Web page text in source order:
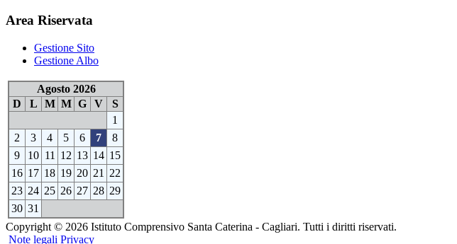
Area Riservata
Gestione Sito
Gestione Albo
Agosto 2026
D
L M M G V
S
1
2
3 4 5 6 7
8
9
10 11 12 13 14 15
16 17 18 19 20 21
22
23 24 25 26 27 28 29
30 31
Copyright © 2026 Istituto Comprensivo Santa Caterina - Cagliari. Tutti i diritti riservati.
Note legali Privacy